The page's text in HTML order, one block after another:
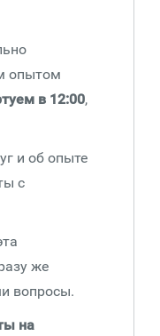
опытом
в 12:00,
и об опыте
с
же
вопросы.
на